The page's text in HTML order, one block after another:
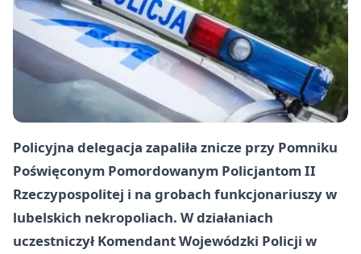
Policyjna delegacja zapaliła znicze przy Pomniku
Poświęconym Pomordowanym Policjantom II
Rzeczypospolitej i na grobach funkcjonariuszy w
lubelskich nekropoliach. W działaniach
uczestniczył Komendant Wojewódzki Policji w